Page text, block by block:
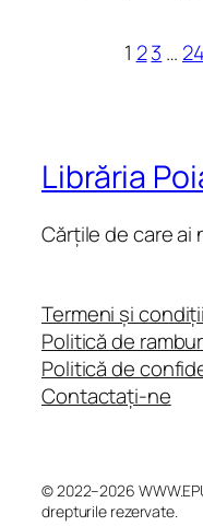
1 23 … 24
Librăria
Cărțile de care ai
Termeni și condiții
Politică de
Politică de
Contactați-ne
© 2022–2026
drepturile rezervate.